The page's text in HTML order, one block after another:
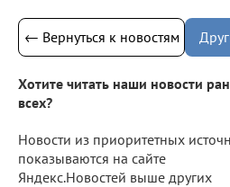
← Вернуться к новостям
Хотите читать наши новости
всех?
Новости из приоритетных
показываются на сайте
Яндекс.Новостей выше других